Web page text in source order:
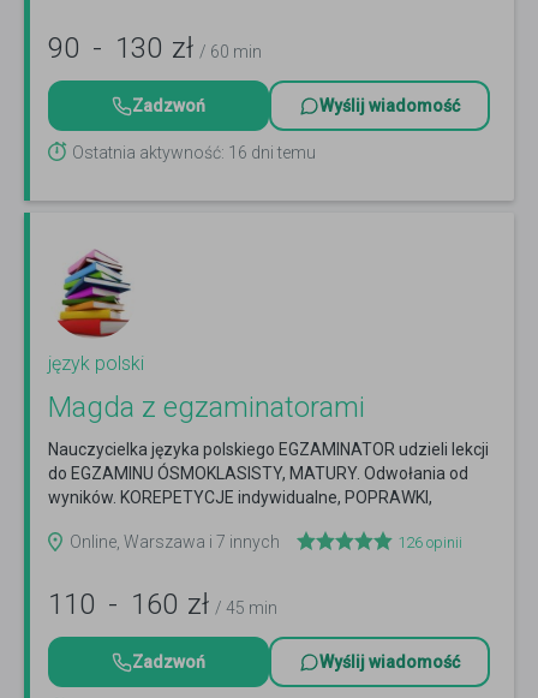
90 - 130 zł / 60 min
Zadzwoń Wyślij wiadomość
Ostatnia aktywność: 16 dni temu
język polski
Magda z egzaminatorami
Nauczycielka języka polskiego EGZAMINATOR udzieli lekcji
do EGZAMINU ÓSMOKLASISTY, MATURY. Odwołania od
wyników. KOREPETYCJE indywidualne, POPRAWKI,
Online, Warszawa i 7 innych
126 opinii
110 - 160 zł / 45 min
Zadzwoń Wyślij wiadomość